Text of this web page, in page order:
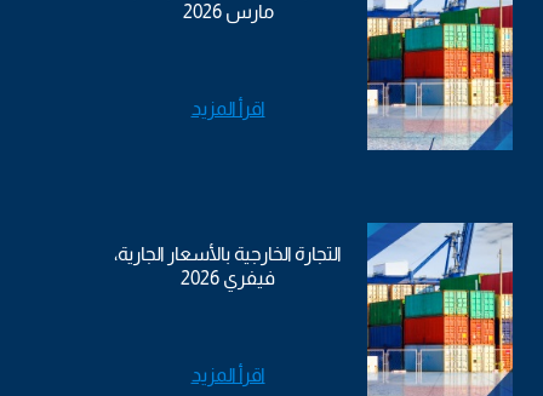
مارس 2026
اقرأ المزيد
التجارة الخارجية بالأسعار الجارية،
فيفري 2026
اقرأ المزيد